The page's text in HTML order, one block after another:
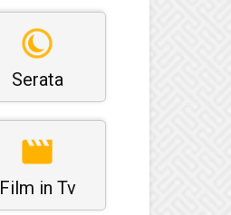
Serata
Film in Tv